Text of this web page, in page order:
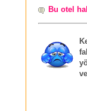
Bu otel